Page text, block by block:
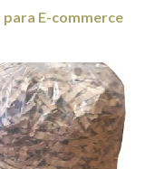
para E-commerce